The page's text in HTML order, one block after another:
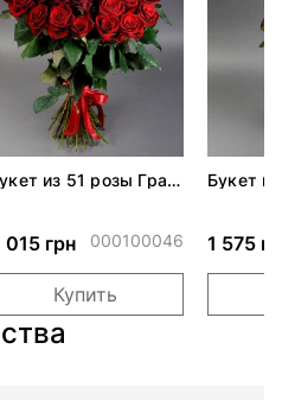
из 51 розы Гран
015 грн 000100046
Купить
Букет
1 575